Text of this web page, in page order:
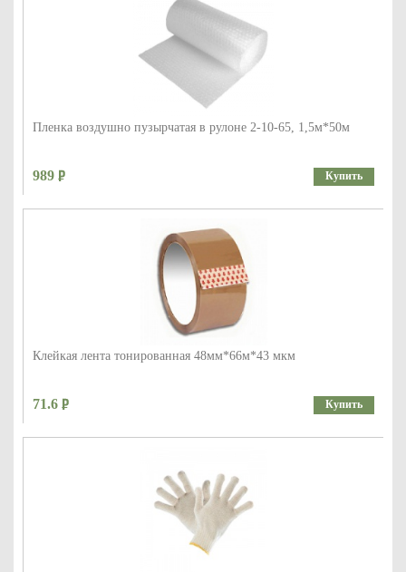
Пленка воздушно пузырчатая в рулоне 2-10-65, 1,5м*50м
989 Купить
Клейкая лента тонированная 48мм*66м*43 мкм
71.6 Купить